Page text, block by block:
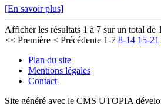
[En savoir plus]
Afficher les résultats 1 à 7 sur un total de
<< Première < Précédente 1-7 8-14 15-21
Plan du site
Mentions légales
Contact
Site généré avec le CMS UTOPIA